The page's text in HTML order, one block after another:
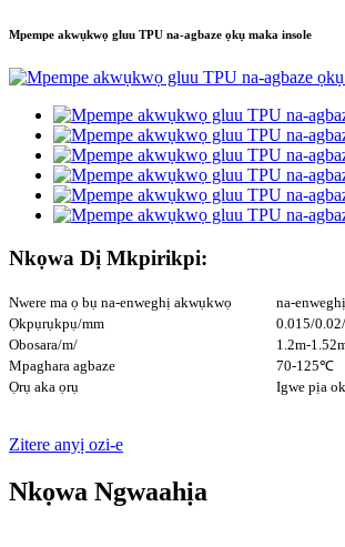
Mpempe akwụkwọ gluu TPU na-agbaze ọkụ maka insole
Nkọwa Dị Mkpirikpi:
Nwere ma ọ bụ na-enweghị akwụkwọ
na-enweghị
Ọkpụrụkpụ/mm
0.015/
Obosara/m/
1.2m-
Mpaghara agbaze
70-125℃
Ọrụ aka ọrụ
Igwe pịa
Zitere anyị ozi-e
Nkọwa Ngwaahịa